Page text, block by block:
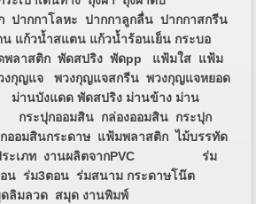
ปากกาโลหะ ปากกาลูกลื่น ปากกาสกรีน
วน้ำสแตน แก้วน้ำร้อนเย็น กระบอ
พลาสติก พัดสปริง พัดpp แฟ้มใส แฟ้ม
งกุญแจ พวงกุญแจสกรีน พวงกุญแจหยอด
นบังแดด พัดสปริง ม่านข้าง ม่าน
ระปุกออมสิน กล่องออมสิน กระปุก
ออมสินกระดาษ แฟ้มพลาสติก ไม้บรรทัด
ประเภท งานผลิตจากPVC ร่ม
น ร่ม3ตอน ร่มสนาม กระดาษโน๊ต
ลิมลวด สมุด งานพิมพ์